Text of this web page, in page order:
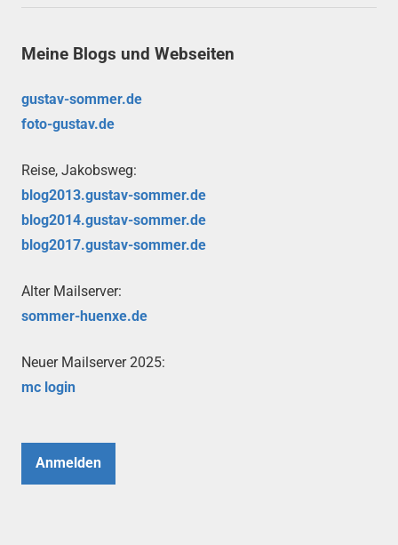
Meine Blogs und Webseiten
gustav-sommer.de
foto-gustav.de
Reise, Jakobsweg:
blog2013.gustav-sommer.de
blog2014.gustav-sommer.de
blog2017.gustav-sommer.de
Alter Mailserver:
sommer-huenxe.de
Neuer Mailserver 2025:
mc login
Anmelden